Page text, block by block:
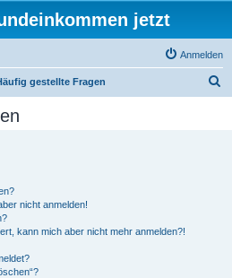
jetzt
Anmelden
gestellte Fragen
nicht anmelden!
kann mich aber nicht mehr anmelden?!